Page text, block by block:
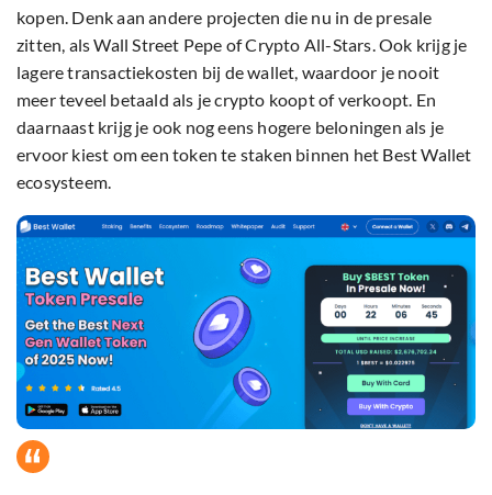
kopen. Denk aan andere projecten die nu in de presale
zitten, als Wall Street Pepe of Crypto All-Stars. Ook krijg je
lagere transactiekosten bij de wallet, waardoor je nooit
meer teveel betaald als je crypto koopt of verkoopt. En
daarnaast krijg je ook nog eens hogere beloningen als je
ervoor kiest om een token te staken binnen het Best Wallet
ecosysteem.